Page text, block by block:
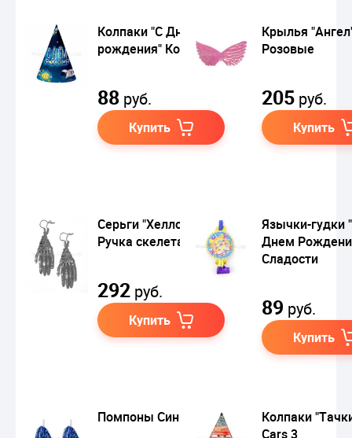
Колпаки "С Днем
рождения" Космос
88 руб.
Купить
Крылья
Розовые
205 руб.
Купить
Серьги "Хеллоуин.
Ручка скелета"
292 руб.
Купить
Язычки-гудки
Днем
Сладости
89 руб.
Купить
Помпоны Синие
Колпаки
Cars 3